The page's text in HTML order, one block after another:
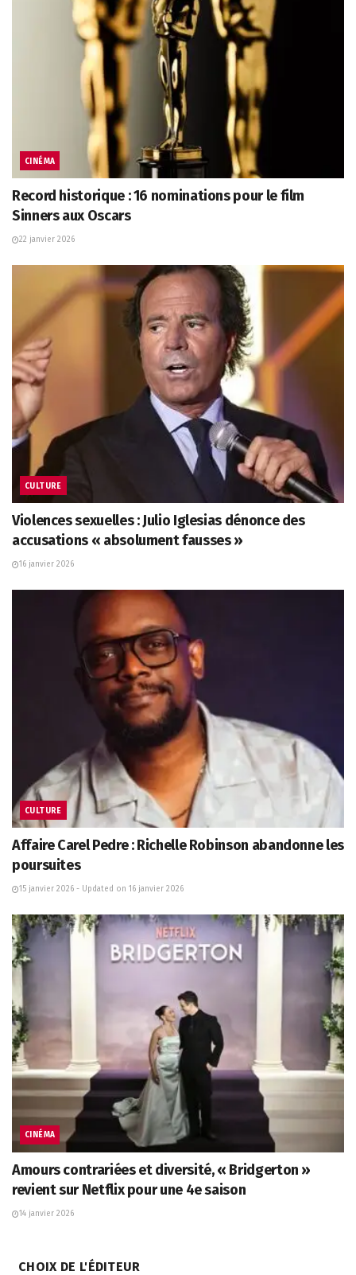
CINÉMA
Record historique : 16 nominations pour le film
Sinners aux Oscars
22 janvier 2026
CULTURE
Violences sexuelles : Julio Iglesias dénonce des
accusations « absolument fausses »
16 janvier 2026
CULTURE
Affaire Carel Pedre : Richelle Robinson abandonne les
poursuites
15 janvier 2026 - Updated on 16 janvier 2026
CINÉMA
Amours contrariées et diversité, « Bridgerton »
revient sur Netflix pour une 4e saison
14 janvier 2026
CHOIX DE L'ÉDITEUR